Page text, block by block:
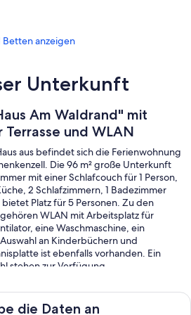
Betten anzeigen
Unterkunft
Am Waldrand" mit
und WLAN
aus befindet sich die Ferienwohnung
Die 96 m² große Unterkunft
mit einer Schlafcouch für 1 Person,
2 Schlafzimmern, 1 Badezimmer
Platz für 5 Personen. Zu den
WLAN mit Arbeitsplatz für
eine Waschmaschine, ein
an Kinderbüchern und
ist ebenfalls vorhanden. Ein
stehen zur Verfügung.
die Daten an